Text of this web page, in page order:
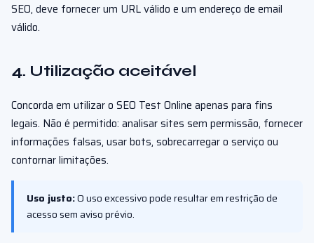
SEO, deve fornecer um URL válido e um endereço de email
válido.
4. Utilização aceitável
Concorda em utilizar o SEO Test Online apenas para fins
legais. Não é permitido: analisar sites sem permissão, fornecer
informações falsas, usar bots, sobrecarregar o serviço ou
contornar limitações.
Uso justo:O uso excessivo pode resultar em restrição de
acesso sem aviso prévio.